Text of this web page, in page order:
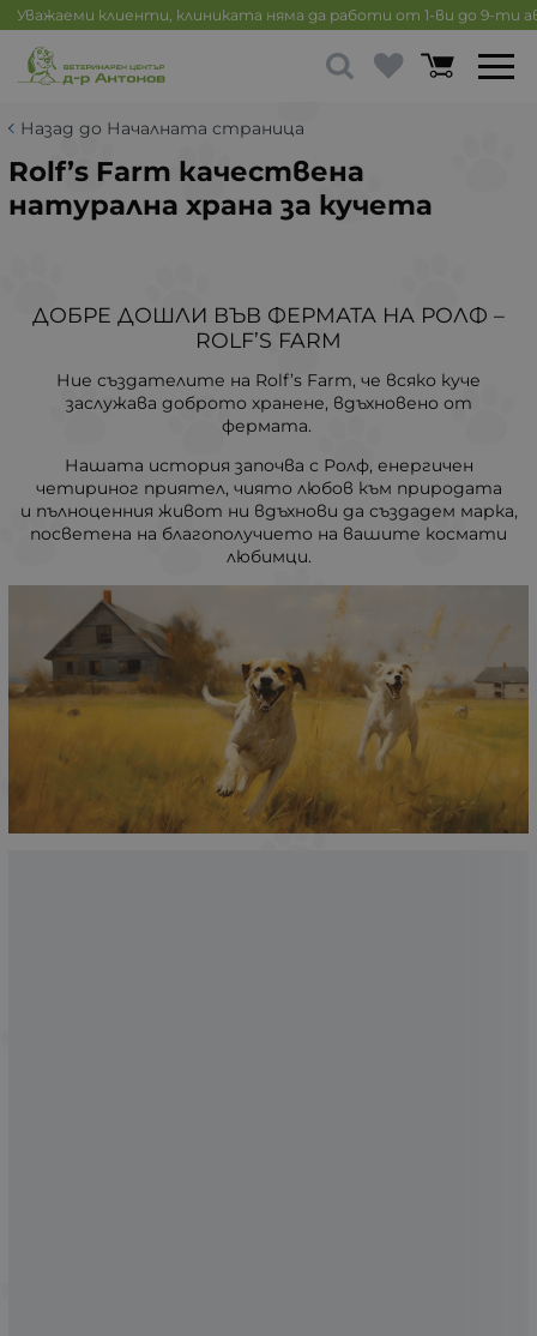
Уважаеми клиенти, клиниката няма да работи от 1-ви до 9-ти
Назад до Началната страница
Rolf’s Farm качествена
натурална храна за кучета
ДОБРЕ ДОШЛИ ВЪВ ФЕРМАТА НА РОЛФ –
ROLF’S FARM
Ние създателите на Rolf’s Farm, че всяко куче
заслужава доброто хранене, вдъхновено от
фермата.
Нашата история започва с Ролф, енергичен
четириног приятел, чиято любов към природата
и пълноценния живот ни вдъхнови да създадем марка,
посветена на благополучието на вашите космати
любимци.